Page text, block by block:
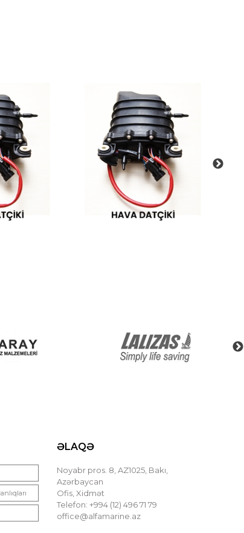
ƏLAQƏ
Noyabr pros. 8, AZ1025, Bakı,
Azərbaycan
Ofis, Xidmət
Telefon: +994 (12) 496 71 79
office@alfamarine.az